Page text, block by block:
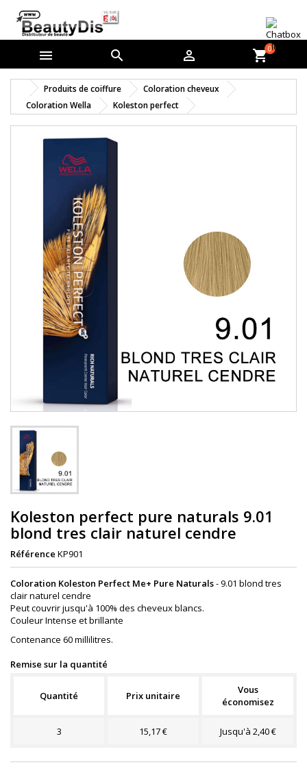
   shopping_cart0
Produits de coiffure
Coloration cheveux
Coloration Wella
Koleston perfect
Koleston perfect pure naturals 9.01
blond tres clair naturel cendre
Référence KP901
Coloration Koleston Perfect Me+ Pure Naturals-9.01 blond tres
clair naturel cendre
Peut couvrir jusqu'à 100% des cheveux blancs.
Couleur Intense et brillante
Contenance 60 millilitres.
Remise sur la quantité
Quantité Prix unitaire
Vous
économisez
3 15,17 € Jusqu'à 2,40 €